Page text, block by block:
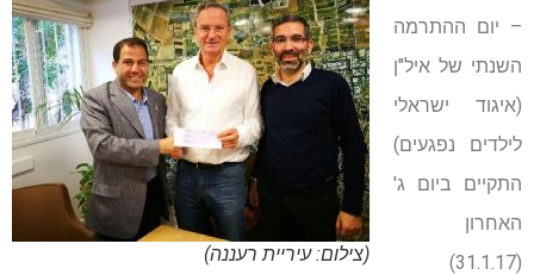
(צילום: עיריית רעננה)
– יום ההתרמה
השנתי של איל"ן
(איגוד ישראלי
לילדים נפגעים)
התקיים ביום ג'
האחרון
(31.1.17)